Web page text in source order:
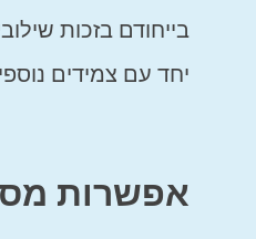
בייחודם בזכות
יחד עם צמידים
אפשרות